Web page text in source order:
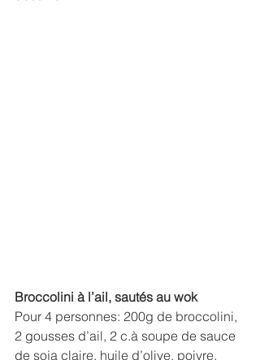
Broccolini à l’ail, sautés au wok
Pour 4 personnes: 200g de broccolini,
2 gousses d’ail, 2 c.à soupe de sauce
de soja claire, huile d’olive, poivre,